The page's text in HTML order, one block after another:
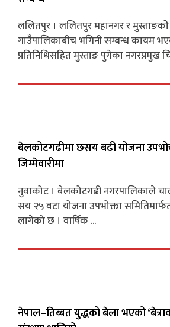
ललितपुर । ललितपुर महानगर र
गाउँपालिकाबीच भगिनी सम्बन्ध कायम
प्रतिनिधिसहित मुस्ताङ पुगेका नगरप्रमुख
बेलकोटगढीमा छसय बढी योजना
जिम्मेवारीमा
नुवाकोट । बेलकोटगढी नगरपालिकाले
सय २५ वटा योजना उपभोक्ता
लागेको छ । वार्षिक ...
नेपाल–तिब्बत युद्धको बेला भएको